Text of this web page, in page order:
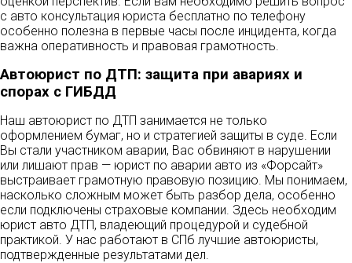
с авто консультация юриста бесплатно по телефону
особенно полезна в первые часы после инцидента, когда
важна оперативность и правовая грамотность.
Автоюрист по ДТП: защита при авариях и
спорах с ГИБДД
Наш автоюрист по ДТП занимается не только
оформлением бумаг, но и стратегией защиты в суде. Если
Вы стали участником аварии, Вас обвиняют в нарушении
или лишают прав — юрист по аварии авто из «Форсайт»
выстраивает грамотную правовую позицию. Мы понимаем,
насколько сложным может быть разбор дела, особенно
если подключены страховые компании. Здесь необходим
юрист авто ДТП, владеющий процедурой и судебной
практикой. У нас работают в СПб лучшие автоюристы,
подтвержденные результатами дел.